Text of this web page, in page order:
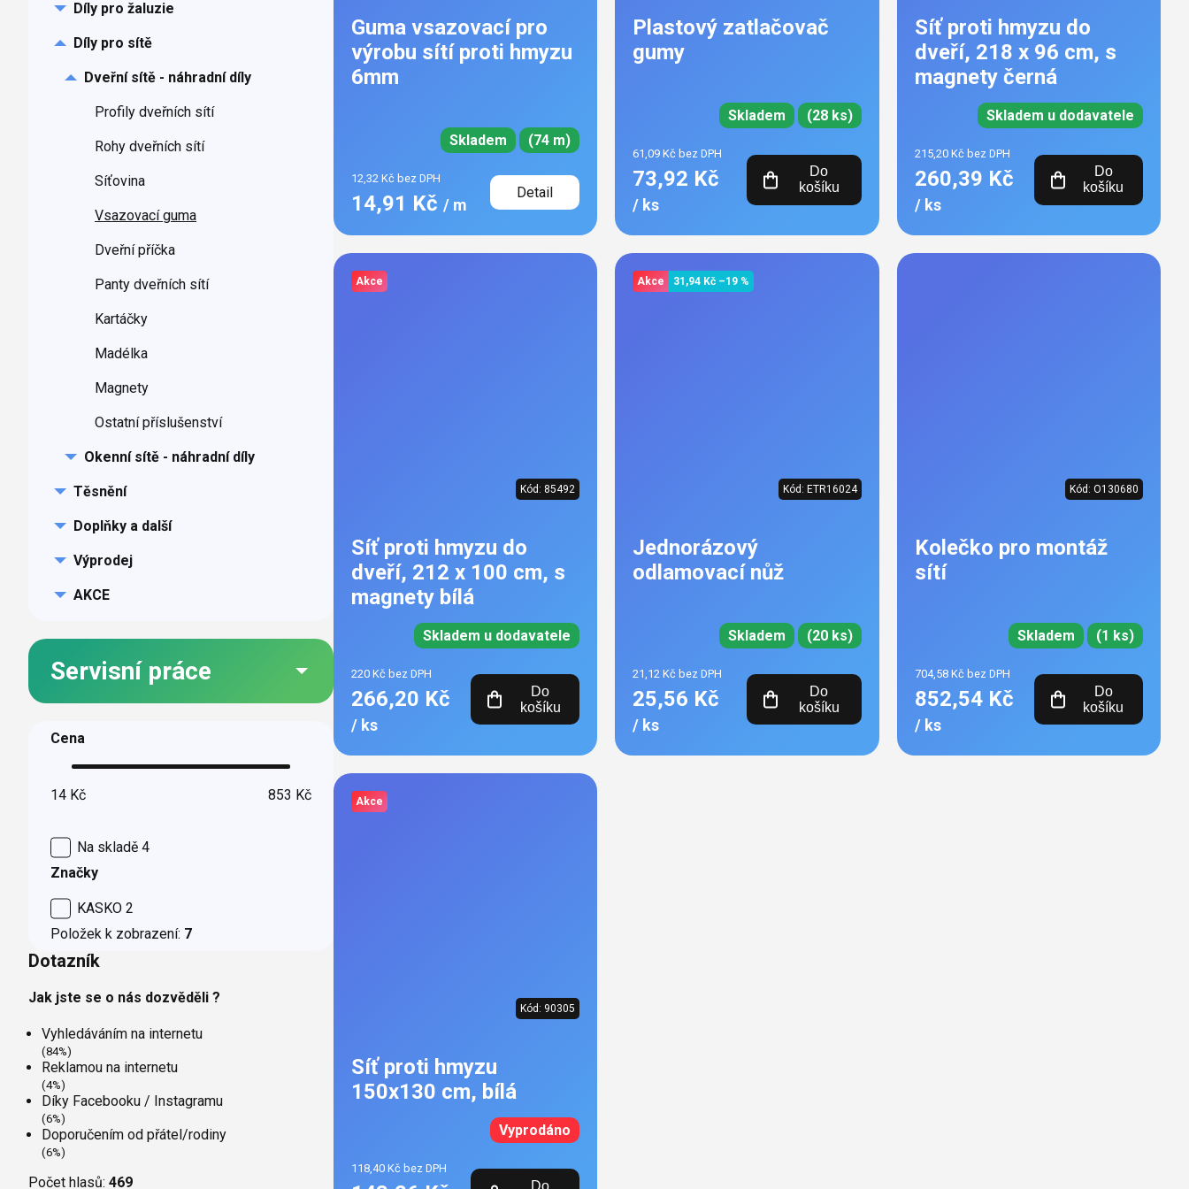
Díly pro žaluzie
Díly pro sítě
Dveřní sítě - náhradní díly
Profily dveřních sítí
Rohy dveřních sítí
Síťovina
Vsazovací guma
Dveřní příčka
Panty dveřních sítí
Kartáčky
Madélka
Magnety
Ostatní příslušenství
Okenní sítě - náhradní díly
Těsnění
Doplňky a další
Výprodej
AKCE
Servisní práce
Cena
14 Kč 853 Kč
Na skladě 4
Značky
KASKO 2
Položek k zobrazení: 7
Dotazník
Jak jste se o nás dozvěděli ?
Vyhledáváním na internetu
(84%)
Reklamou na internetu
(4%)
Díky Facebooku / Instagramu
(6%)
Doporučením od přátel/rodiny
(6%)
Počet hlasů: 469
Guma vsazovací pro
výrobu sítí proti hmyzu
6mm
Skladem (74 m)
12,32 Kč bez DPH
14,91 Kč / m
Detail
Plastový zatlačovač
gumy
Skladem (28 ks)
61,09 Kč bez DPH
73,92 Kč
/ ks
Do
košíku
Síť proti hmyzu do
dveří, 218 x 96 cm, s
magnety černá
Skladem u dodavatele
215,20 Kč bez DPH
260,39 Kč
/ ks
Do
košíku
Akce
Kód: 85492
Síť proti hmyzu do
dveří, 212 x 100 cm, s
magnety bílá
Skladem u dodavatele
220 Kč bez DPH
266,20 Kč
/ ks
Do
košíku
Akce 31,94 Kč –19 %
Kód: ETR16024
Jednorázový
odlamovací nůž
Skladem (20 ks)
21,12 Kč bez DPH
25,56 Kč
/ ks
Do
košíku
Kód: O130680
Kolečko pro montáž
sítí
Skladem (1 ks)
704,58 Kč bez DPH
852,54 Kč
/ ks
Do
košíku
Akce
Kód: 90305
Síť proti hmyzu
150x130 cm, bílá
Vyprodáno
118,40 Kč bez DPH
Do